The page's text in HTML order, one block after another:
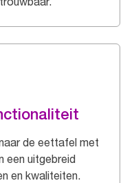
de eettafel met
een uitgebreid
en kwaliteiten.